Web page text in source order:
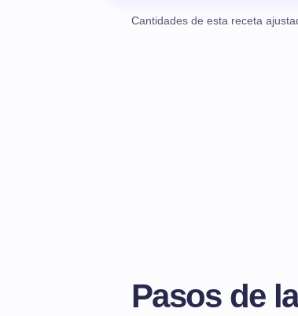
Cantidades de esta receta
Pasos de